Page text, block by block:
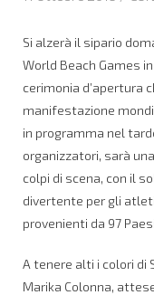
Si alzerà il sipario
World Beach Games
cerimonia d’apertura
manifestazione
in programma nel
organizzatori, sarà
colpi di scena, con il
divertente per gli
provenienti da 97
A tenere alti i colori di
Marika Colonna,